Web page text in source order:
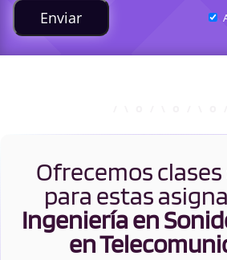
Enviar
Ofrecemos
para estas
Ingeniería en
en